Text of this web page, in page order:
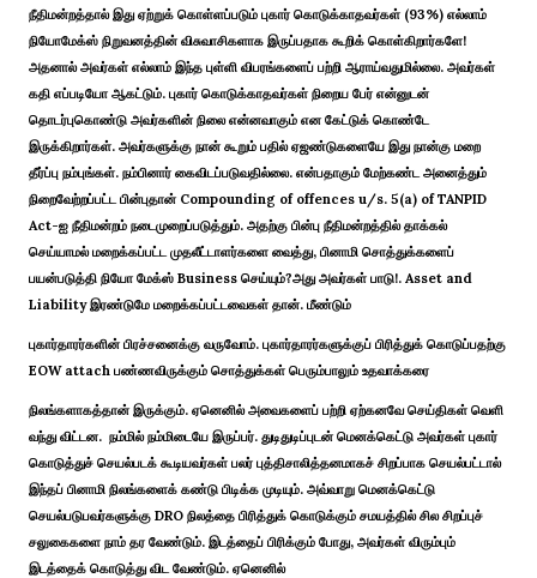
நீதிமன்றத்தால் இது ஏற்றுக் கொள்ளப்படும் புகார் கொடுக்காதவர்கள் (93%) எல்லாம்
நியோமேக்ஸ் நிறுவனத்தின் விசுவாசிகளாக இருப்பதாக கூறிக் கொள்கிறார்களே!
அதனால் அவர்கள் எல்லாம் இந்த புள்ளி விபரங்களைப் பற்றி ஆராய்வதுமில்லை. அவர்கள்
கதி எப்படியோ ஆகட்டும். புகார் கொடுக்காதவர்கள் நிறைய பேர் என்னுடன்
தொடர்புகொண்டு அவர்களின் நிலை என்னவாகும் என கேட்டுக் கொண்டே
இருக்கிறார்கள். அவர்களுக்கு நான் கூறும் பதில் ஏஜண்டுகளையே இது நான்கு மறை
தீர்ப்பு நம்புங்கள். நம்பினார் கைவிடப்படுவதில்லை. என்பதாகும் மேற்கண்ட அனைத்தும்
நிறைவேற்றப்பட்ட பின்புதான் Compounding of offences u/s. 5(a) of TANPID
Act-ஐ நீதிமன்றம் நடைமுறைப்படுத்தும். அதற்கு பின்பு நீதிமன்றத்தில் தாக்கல்
செய்யாமல் மறைக்கப்பட்ட முதலீட்டாளர்களை வைத்து, பினாமி சொத்துக்களைப்
பயன்படுத்தி நியோ மேக்ஸ் Business செய்யும்?அது அவர்கள் பாடு!. Asset and
Liability இரண்டுமே மறைக்கப்பட்டவைகள் தான். மீண்டும்
புகார்தாரர்களின் பிரச்சனைக்கு வருவோம். புகார்தாரர்களுக்குப் பிரித்துக் கொடுப்பதற்கு
EOW attach பண்ணவிருக்கும் சொத்துக்கள் பெரும்பாலும் உதவாக்கரை
நிலங்களாகத்தான் இருக்கும். ஏனெனில் அவைகளைப் பற்றி ஏற்கனவே செய்திகள் வெளி
வந்து விட்டன. நம்மில் நம்மிடையே இருப்பர். துடிதுடிப்புடன் மெனக்கெட்டு அவர்கள் புகார்
கொடுத்துச் செயல்படக் கூடியவர்கள் பலர் புத்திசாலித்தனமாகச் சிறப்பாக செயல்பட்டால்
இந்தப் பினாமி நிலங்களைக் கண்டு பிடிக்க முடியும். அவ்வாறு மெனக்கெட்டு
செயல்படுபவர்களுக்கு DRO நிலத்தை பிரித்துக் கொடுக்கும் சமயத்தில் சில சிறப்புச்
சலுகைகளை நாம் தர வேண்டும். இடத்தைப் பிரிக்கும் போது, அவர்கள் விரும்பும்
இடத்தைக் கொடுத்து விட வேண்டும். ஏனெனில்